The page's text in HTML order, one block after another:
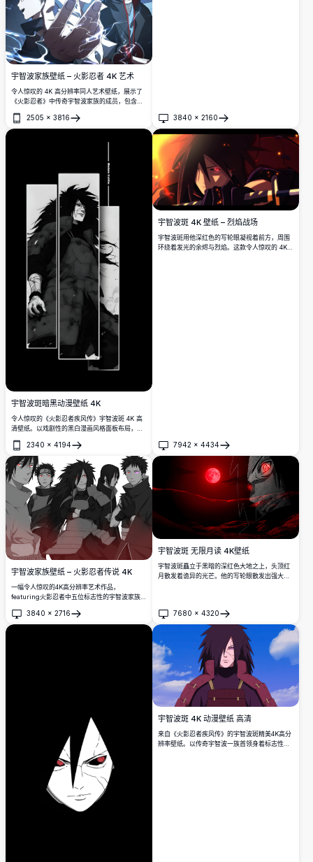
宇智波家族壁纸 – 火影忍者 4K 艺术
令人惊叹的 4K 高分辨率同人艺术壁纸，展示了
《火影忍者》中传奇宇智波家族的成员，包含标
格美学，完美呈现了家族的力量与传承。
2505 × 3816
打开
3840 × 2160
打开
宇智波斑暗黑动漫壁纸 4K
令人惊叹的《火影忍者疾风传》宇智波斑 4K 高
清壁纸。以戏剧性的黑白漫画风格面板布局，展
现传奇宇智波一族首领那充满力量的战斗姿态。
2340 × 4194
打开
宇智波斑 4K 壁纸 – 烈焰战场
宇智波斑用他深红色的写轮眼凝视着前方，周围
环绕着发光的余烬与烈焰。这款令人惊叹的 4K
7942 × 4434
打开
宇智波家族壁纸 – 火影忍者传说 4K
一幅令人惊叹的4K高分辨率艺术作品，
featuring火影忍者中五位标志性的宇智波家族成
调构图中展现他们强大的写轮眼。
3840 × 2716
打开
宇智波斑 无限月读 4K壁纸
宇智波斑矗立于黑暗的深红色大地之上，头顶红
月散发着诡异的光芒。他的写轮眼散发出强大的
7680 × 4320
打开
宇智波斑 4K 动漫壁纸 高清
来自《火影忍者疾风传》的宇智波斑精美4K高分
辨率壁纸。以传奇宇智波一族首领身着标志性红